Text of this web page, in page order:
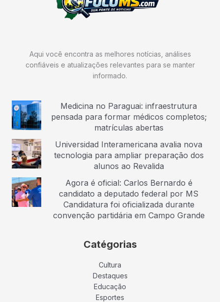
Aqui você encontra as melhores notícias, análises
confiáveis e atualizações relevantes para se manter
informado.
Medicina no Paraguai: infraestrutura
pensada para formar médicos completos;
matrículas abertas
Universidad Interamericana avalia nova
tecnologia para ampliar preparação dos
alunos ao Revalida
Agora é oficial: Carlos Bernardo é
candidato a deputado federal por MS
Candidatura foi oficializada durante
convenção partidária em Campo Grande
Catégorias
Cultura
Destaques
Educação
Esportes